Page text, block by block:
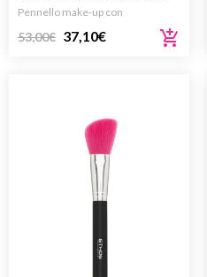
INSPIRED
Pennello make-up con
53,00€ 37,10€